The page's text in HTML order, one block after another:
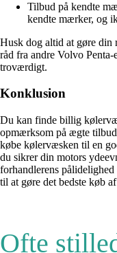
Tilbud på kendte
kendte mærker, og
Husk dog altid at gøre din
råd fra andre Volvo
troværdigt.
Konklusion
Du kan finde billig
opmærksom på ægte
købe kølervæsken til en
du sikrer din motors
forhandlerens
til at gøre det bedste køb
Ofte